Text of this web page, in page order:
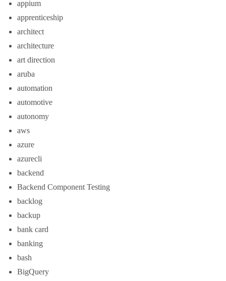
appium
apprenticeship
architect
architecture
art direction
aruba
automation
automotive
autonomy
aws
azure
azurecli
backend
Backend Component Testing
backlog
backup
bank card
banking
bash
BigQuery